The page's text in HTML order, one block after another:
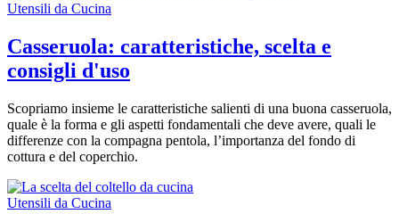
Utensili da Cucina
Casseruola: caratteristiche, scelta e
consigli d'uso
Scopriamo insieme le caratteristiche salienti di una buona casseruola,
quale è la forma e gli aspetti fondamentali che deve avere, quali le
differenze con la compagna pentola, l’importanza del fondo di
cottura e del coperchio.
Utensili da Cucina